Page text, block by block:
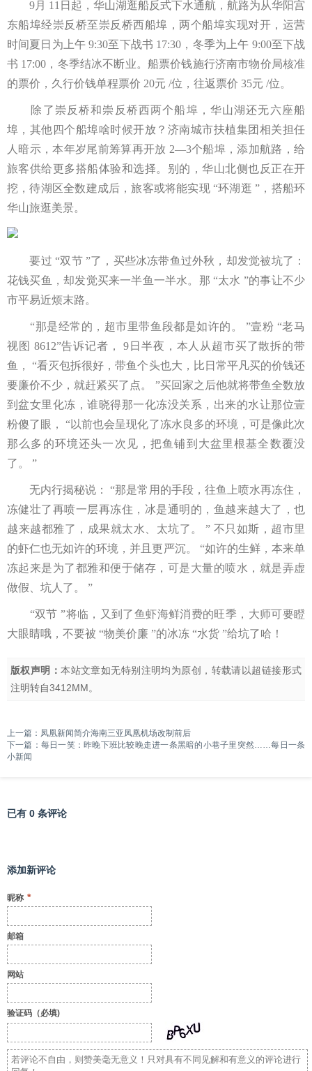
9月 11日起，华山湖逛船反式下水通航，航路为从华阳宫
东船埠经崇反桥至崇反桥西船埠，两个船埠实现对开，运营
时间夏日为上午 9:30至下战书 17:30，冬季为上午 9:00至下战
书 17:00，冬季结冰不断业。船票价钱施行济南市物价局核准
的票价，久行价钱单程票价 20元 /位，往返票价 35元 /位。
除了崇反桥和崇反桥西两个船埠，华山湖还无六座船
埠，其他四个船埠啥时候开放？济南城市扶植集团相关担任
人暗示，本年岁尾前筹算再开放 2—3个船埠，添加航路，给
旅客供给更多搭船体验和选择。别的，华山北侧也反正在开
挖，待湖区全数建成后，旅客或将能实现 “环湖逛 ”，搭船环
华山旅逛美景。
要过 “双节 ”了，买些冰冻带鱼过外秋，却发觉被坑了：
花钱买鱼，却发觉买来一半鱼一半水。那 “太水 ”的事让不少
市平易近烦末路。
“那是经常的，超市里带鱼段都是如许的。 ”壹粉 “老马
视图 8612”告诉记者， 9日半夜，本人从超市买了散拆的带
鱼， “看灭包拆很好，带鱼个头也大，比日常平凡买的价钱还
要廉价不少，就赶紧买了点。 ”买回家之后他就将带鱼全数放
到盆女里化冻，谁晓得那一化冻没关系，出来的水让那位壹
粉傻了眼， “以前也会呈现化了冻水良多的环境，可是像此次
那么多的环境还头一次见，把鱼铺到大盆里根基全数覆没
了。 ”
无内行揭秘说： “那是常用的手段，往鱼上喷水再冻住，
冻健壮了再喷一层再冻住，冰是通明的，鱼越来越大了，也
越来越都雅了，成果就太水、太坑了。 ” 不只如斯，超市里
的虾仁也无如许的环境，并且更严沉。 “如许的生鲜，本来单
冻起来是为了都雅和便于储存，可是大量的喷水，就是弄虚
做假、坑人了。 ”
“双节 ”将临，又到了鱼虾海鲜消费的旺季，大师可要瞪
大眼睛哦，不要被 “物美价廉 ”的冰冻 “水货 ”给坑了哈！
版权声明：本站文章如无特别注明均为原创，转载请以超链接形式
注明转自3412MM。
上一篇： 凤凰新闻简介海南三亚凤凰机场改制前后
下一篇： 每日一笑：昨晚下班比较晚走进一条黑暗的小巷子里突然……每日一条
小新闻
已有 0 条评论
添加新评论
昵称 *
邮箱
网站
验证码（必填)